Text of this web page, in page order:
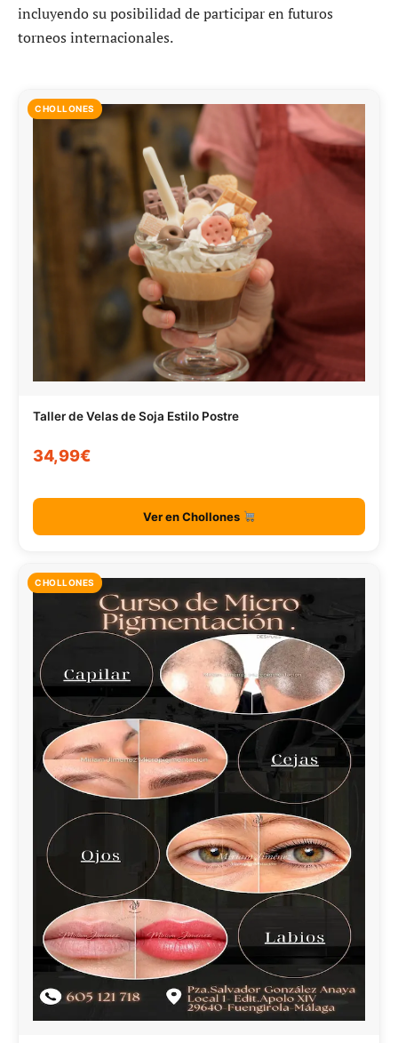
incluyendo su posibilidad de participar en futuros
torneos internacionales.
CHOLLONES
Taller de Velas de Soja Estilo Postre
34,99€
Ver en Chollones
CHOLLONES